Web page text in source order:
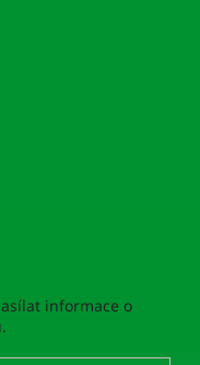
informace o